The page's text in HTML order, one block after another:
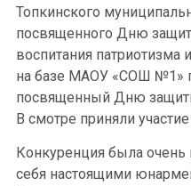
Топкинского
посвященного Дню
воспитания
на базе МАОУ «СОШ №1»
посвященный Дню
В смотре приняли
Конкуренция была очень
себя настоящими